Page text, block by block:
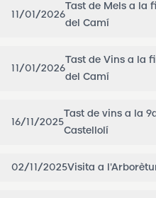
11/01/2026
Tast de Mels a la
del Camí
11/01/2026
Tast de Vins a la
del Camí
16/11/2025
Tast de vins a la
Castellolí
02/11/2025Visita a